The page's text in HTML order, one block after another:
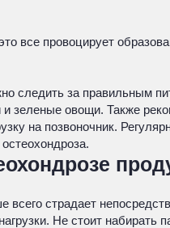
все провоцирует
следить за правильным
зеленые овощи. Также
на позвоночник.
всего страдает
Не стоит набирать